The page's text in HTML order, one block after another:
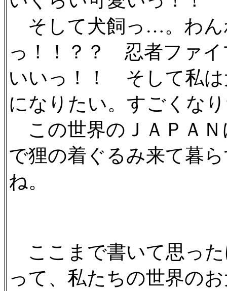
そして犬飼っ…。わん
っ！！？？ 忍者ファイ
いいっ！！ そして私は
になりたい。すごくな
この世界のＪＡＰＡＮ
で狸の着ぐるみ来て暮
ね。
ここまで書いて思っ
って、私たちの世界の